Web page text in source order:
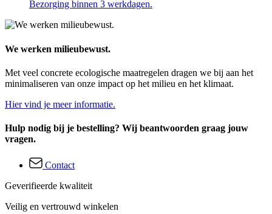
Bezorging binnen 3 werkdagen.
We werken milieubewust.
Met veel concrete ecologische maatregelen dragen we bij aan het
minimaliseren van onze impact op het milieu en het klimaat.
Hier vind je meer informatie.
Hulp nodig bij je bestelling? Wij beantwoorden graag jouw
vragen.
Contact
Geverifieerde kwaliteit
Veilig en vertrouwd winkelen